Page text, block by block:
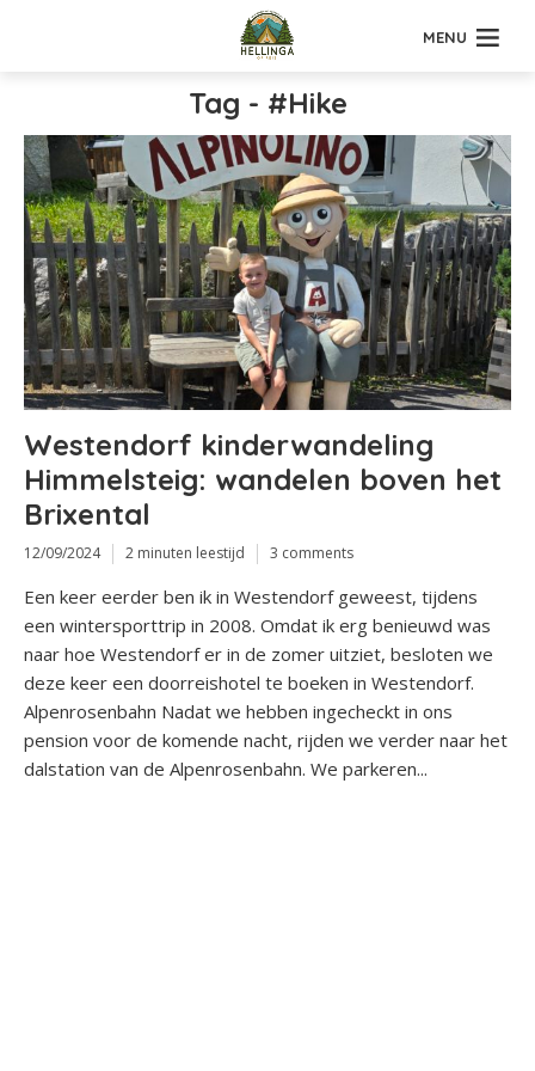
MENU
Tag - #Hike
Westendorf kinderwandeling
Himmelsteig: wandelen boven het
Brixental
12/09/2024 2 minuten leestijd 3 comments
Een keer eerder ben ik in Westendorf geweest, tijdens
een wintersporttrip in 2008. Omdat ik erg benieuwd was
naar hoe Westendorf er in de zomer uitziet, besloten we
deze keer een doorreishotel te boeken in Westendorf.
Alpenrosenbahn Nadat we hebben ingecheckt in ons
pension voor de komende nacht, rijden we verder naar het
dalstation van de Alpenrosenbahn. We parkeren...